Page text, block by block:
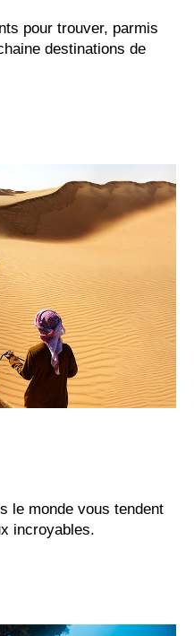
pour trouver, parmis
destinations de
le monde vous tendent
incroyables.